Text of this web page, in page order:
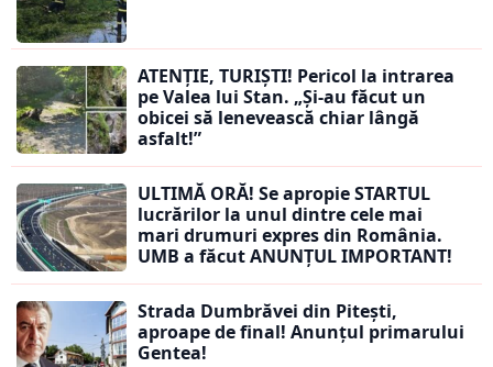
ATENȚIE, TURIȘTI! Pericol la intrarea
pe Valea lui Stan. „Și-au făcut un
obicei să lenevească chiar lângă
asfalt!”
ULTIMĂ ORĂ! Se apropie STARTUL
lucrărilor la unul dintre cele mai
mari drumuri expres din România.
UMB a făcut ANUNȚUL IMPORTANT!
Strada Dumbrăvei din Pitești,
aproape de final! Anunțul primarului
Gentea!